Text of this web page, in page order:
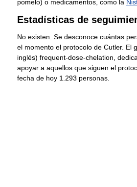
pomelo) o medicamentos, como la
Estadísticas de
No existen. Se desconoce cuántas
el momento el protocolo de Cutler. El
inglés) frequent-dose-chelation,
apoyar a aquellos que siguen el
fecha de hoy 1.293 personas.